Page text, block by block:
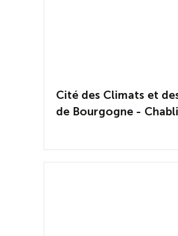
Cité des Climats et
de Bourgogne -